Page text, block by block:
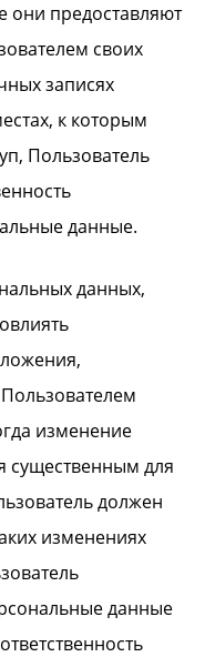
они предоставляют
своих
записях
к которым
Пользователь
данные.
данных,
изменение
существенным для
должен
изменениях
данные